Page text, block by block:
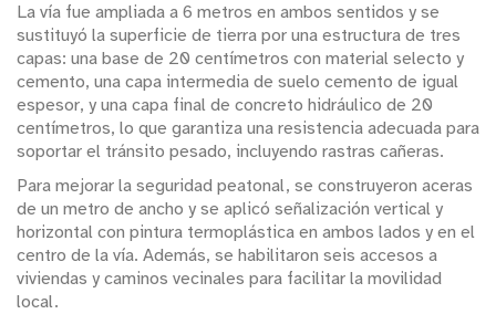
La vía fue ampliada a 6 metros en ambos sentidos y se
sustituyó la superficie de tierra por una estructura de tres
capas: una base de 20 centímetros con material selecto y
cemento, una capa intermedia de suelo cemento de igual
espesor, y una capa final de concreto hidráulico de 20
centímetros, lo que garantiza una resistencia adecuada para
soportar el tránsito pesado, incluyendo rastras cañeras.
Para mejorar la seguridad peatonal, se construyeron aceras
de un metro de ancho y se aplicó señalización vertical y
horizontal con pintura termoplástica en ambos lados y en el
centro de la vía. Además, se habilitaron seis accesos a
viviendas y caminos vecinales para facilitar la movilidad
local.